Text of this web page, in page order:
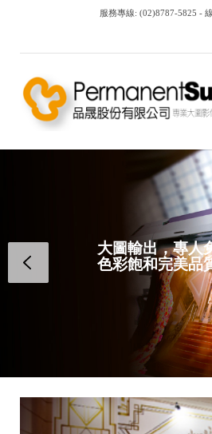
服務專線: (02)8787-5825 -
大圖輸出，專人
色彩飽和完美品